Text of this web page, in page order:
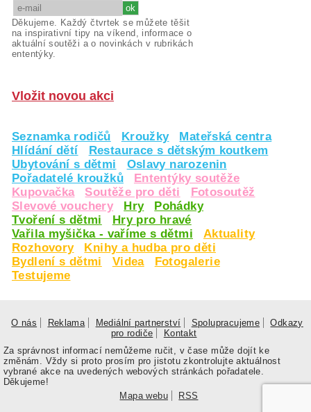
Děkujeme. Každý čtvrtek se můžete těšit
na inspirativní tipy na víkend, informace o
aktuální soutěži a o novinkách v rubrikách
ententýky.
Vložit novou akci
Seznamka rodičů Kroužky
Mateřská centra
Hlídání dětí
Restaurace s dětským koutkem
Ubytování s dětmi
Oslavy narozenin
Pořadatelé kroužků
Ententýky soutěže
Kupovačka
Soutěže pro děti
Fotosoutěž
Slevové vouchery
Hry
Pohádky
Tvoření s dětmi
Hry pro hravé
Vařila myšička - vaříme s dětmi
Aktuality
Rozhovory
Knihy a hudba pro děti
Bydlení s dětmi
Videa
Fotogalerie
Testujeme
O nás Reklama Mediální partnerství Spolupracujeme
Odkazy
pro rodiče
Kontakt
Za správnost informací nemůžeme ručit, v čase může dojít ke
změnám. Vždy si proto prosím pro jistotu zkontrolujte aktuálnost
vybrané akce na uvedených webových stránkách pořadatele.
Děkujeme!
Mapa webu
RSS